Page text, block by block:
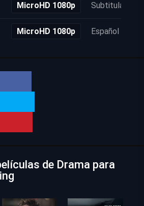
MicroHD 1080p Subtitulada
MicroHD 1080p Español
de Drama para